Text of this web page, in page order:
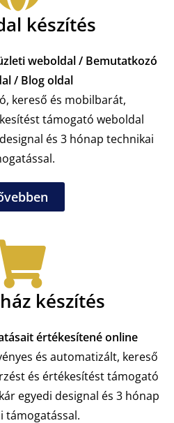
készítés
weboldal / Bemutatkozó
/ Blog oldal
kereső és mobilbarát,
támogató weboldal
és 3 hónap technikai
készítés
értékesítené online
és automatizált, kereső
és értékesítést támogató
egyedi designal és 3 hónap
támogatással.